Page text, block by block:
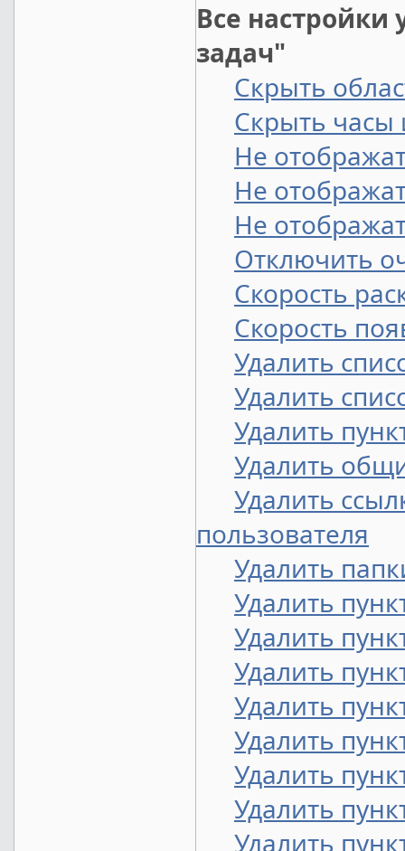
Все
задач"
Скрыть
Скрыть часы
Не
Не
Не
Отключить
Скорость
Скорость
Удалить
Удалить
Удалить
Удалить
Удалить
пользователя
Удалить
Удалить
Удалить
Удалить
Удалить
Удалить
Удалить
Удалить
Удалить